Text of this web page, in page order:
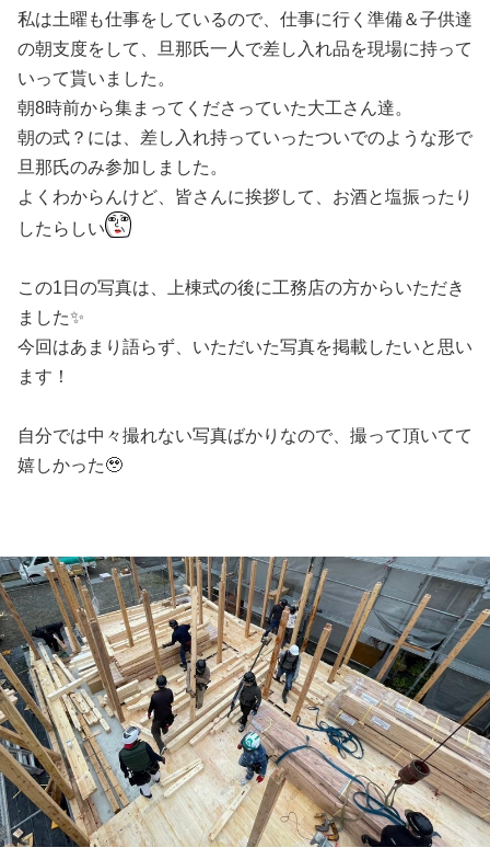
私は土曜も仕事をしているので、仕事に行く準備＆子供達
の朝支度をして、旦那氏一人で差し入れ品を現場に持って
いって貰いました。
朝8時前から集まってくださっていた大工さん達。
朝の式？には、差し入れ持っていったついでのような形で
旦那氏のみ参加しました。
よくわからんけど、皆さんに挨拶して、お酒と塩振ったり
したらしい
この1日の写真は、上棟式の後に工務店の方からいただき
ました✨
今回はあまり語らず、いただいた写真を掲載したいと思い
ます！
自分では中々撮れない写真ばかりなので、撮って頂いてて
嬉しかった🥹